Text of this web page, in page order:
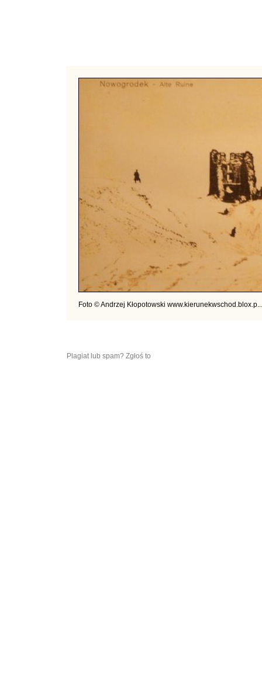
Foto © Andrzej Kłopotowski www.kierunekwschod.blox.p...
Plagiat lub spam? Zgłoś to